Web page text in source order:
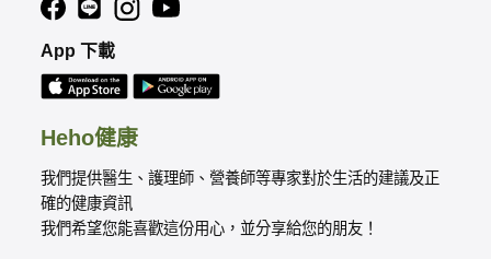
Heho健康
我們提供醫生、護理師、營養師等專家對於生活的建議及正
確的健康資訊
我們希望您能喜歡這份用心，並分享給您的朋友！
App 下載